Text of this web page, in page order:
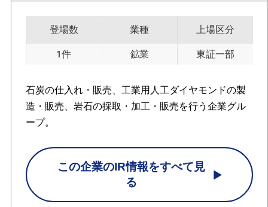
登場数
1件
業種
鉱業
上場区分
東証一部
石炭の仕入れ・販売、工業用人工ダイヤモンドの製
造・販売、岩石の採取・加工・販売を行う企業グル
ープ。
この企業のIR情報をすべて見
る